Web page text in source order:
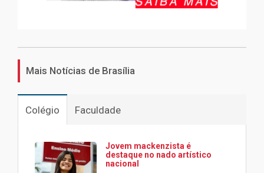
Mais Notícias de Brasília
Colégio Faculdade
Jovem mackenzista é
destaque no nado artístico
nacional